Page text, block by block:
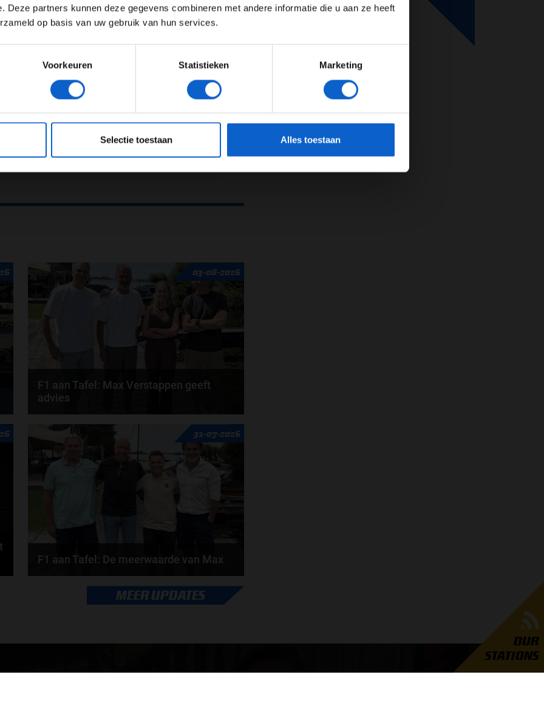
Deze partners kunnen deze gegevens combineren met andere informatie die u aan ze heeft
op basis van uw gebruik van hun services.
Voorkeuren Statistieken Marketing
Selectie toestaan Alles toestaan
OUR
STATIONS
die ooit een Verstappen kampioen maakte
‘F1 aan Tafel’ wordt opgemerkt is
ter zake verkregen van Grand Prix
bronvermelding met link.
03-08-2026
F1 aan Tafel: Max Verstappen geeft
advies
Max Verstappen adviseert Red Bull. Gaat George
Russell weg bij Mercedes? En moet de budgetcap...
doorde redactie van Grand Prix Radio
31-07-2026
F1 aan Tafel: De meerwaarde van Max
Geen enkele sensor kan wat Max Verstappen voelt,
Formule 1-CEO Stefano Domenicali zorgt voor...
MEER UPDATES
Toon alle kansspelenadvertenties (24+)
JONGER DAN 24 24 JAAR OF OUDER
onsprivacybeleidvoor meer informatie over gegevensgebruik en -bescherming.